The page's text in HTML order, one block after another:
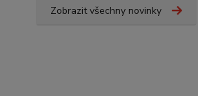
Zobrazit všechny novinky